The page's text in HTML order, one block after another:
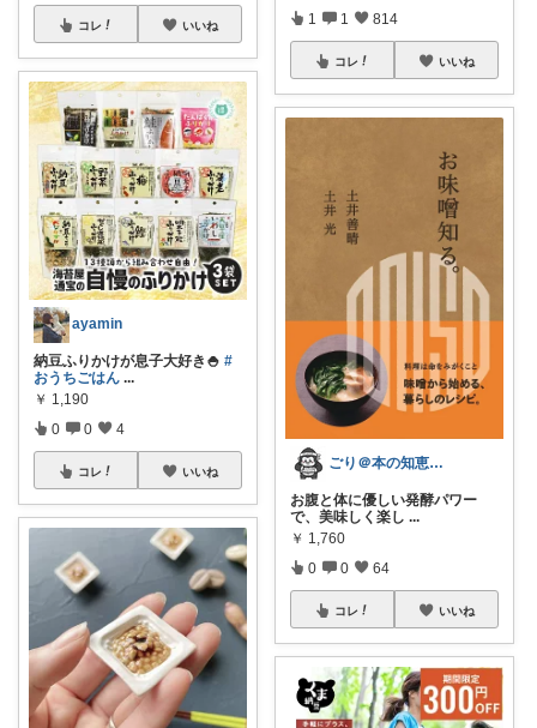
コレ いいね
ayamin
納豆ふりかけが息子大好き🍚 #
おうちごはん ...
￥ 1,190
0 0 4
コレ いいね
1 1 814
コレ いいね
ごり＠本の知恵で健康を目指すROOM
お腹と体に優しい発酵パワー
で、美味しく楽し ...
￥ 1,760
0 0 64
コレ いいね